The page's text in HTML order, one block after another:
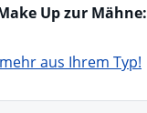
Up zur Mähne:
aus Ihrem Typ!